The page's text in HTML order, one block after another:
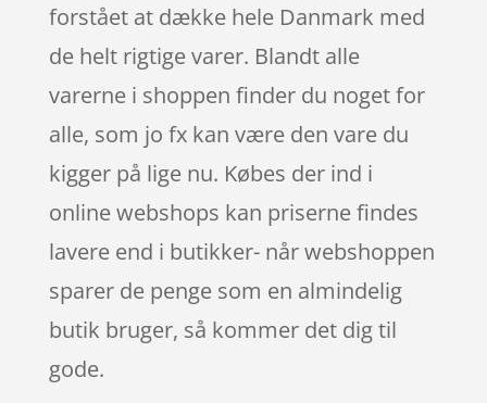
forstået at dække hele Danmark med
de helt rigtige varer. Blandt alle
varerne i shoppen finder du noget for
alle, som jo fx kan være den vare du
kigger på lige nu. Købes der ind i
online webshops kan priserne findes
lavere end i butikker- når webshoppen
sparer de penge som en almindelig
butik bruger, så kommer det dig til
gode.